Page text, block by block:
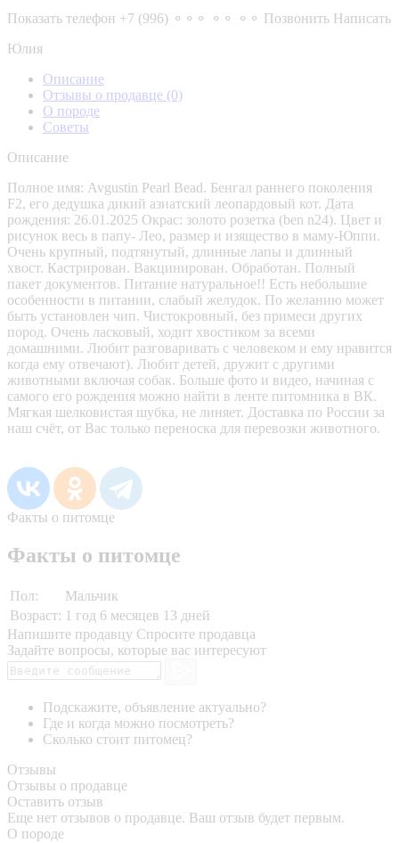
Показать телефон +7 (996) ⚬⚬⚬ ⚬⚬ ⚬⚬ Позвонить Написать
Юлия
Описание
Отзывы о продавце (0)
О породе
Советы
Описание
Полное имя: Avgustin Pearl Bead. Бенгал раннего поколения
F2, его дедушка дикий азиатский леопардовый кот. Дата
рождения: 26.01.2025 Окрас: золото розетка (ben n24). Цвет и
рисунок весь в папу- Лео, размер и изящество в маму-Юппи.
Очень крупный, подтянутый, длинные лапы и длинный
хвост. Кастрирован. Вакцинирован. Обработан. Полный
пакет документов. Питание натуральное!! Есть небольшие
особенности в питании, слабый желудок. По желанию может
быть установлен чип. Чистокровный, без примеси других
пород. Очень ласковый, ходит хвостиком за всеми
домашними. Любит разговаривать с человеком и ему нравится
когда ему отвечают). Любит детей, дружит с другими
животными включая собак. Больше фото и видео, начиная с
самого его рождения можно найти в ленте питомника в ВК.
Мягкая шелковистая шубка, не линяет. Доставка по России за
наш счёт, от Вас только переноска для перевозки животного.
Факты о питомце
Факты о питомце
Пол:
Мальчик
Возраст: 1 год 6 месяцев 13 дней
Напишите продавцу Спросите продавца
Задайте вопросы, которые вас интересуют
Подскажите, объявление актуально?
Где и когда можно посмотреть?
Сколько стоит питомец?
Отзывы
Отзывы о продавце
Оставить отзыв
Еще нет отзывов о продавце. Ваш отзыв будет первым.
О породе